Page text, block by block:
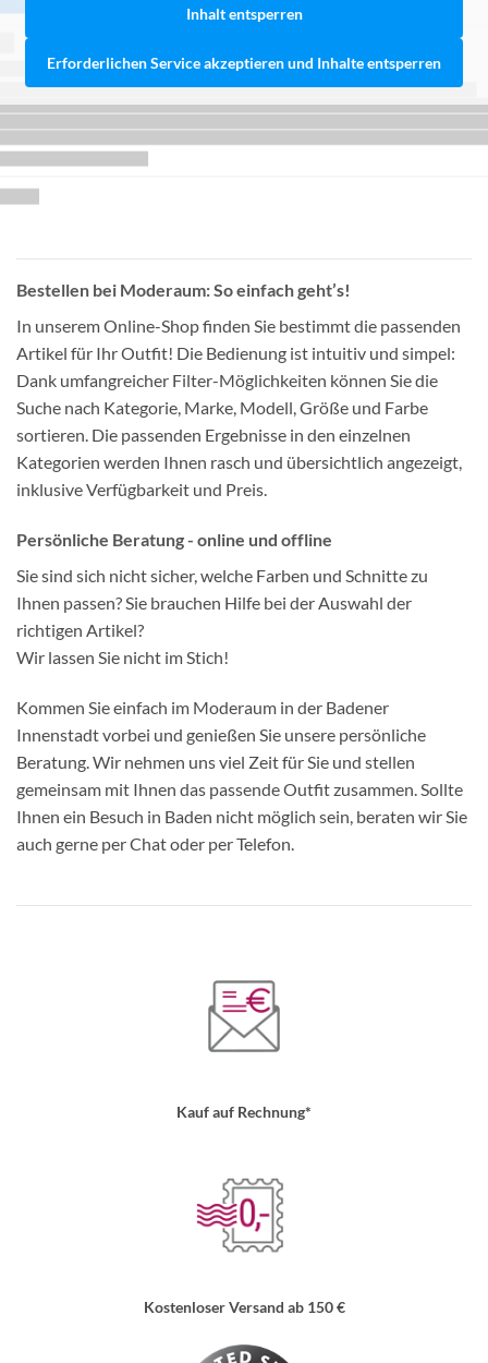
Inhalt entsperren
Erforderlichen Service akzeptieren und Inhalte entsperren
Bestellen bei Moderaum: So einfach geht’s!
In unserem Online-Shop finden Sie bestimmt die passenden
Artikel für Ihr Outfit! Die Bedienung ist intuitiv und simpel:
Dank umfangreicher Filter-Möglichkeiten können Sie die
Suche nach Kategorie, Marke, Modell, Größe und Farbe
sortieren. Die passenden Ergebnisse in den einzelnen
Kategorien werden Ihnen rasch und übersichtlich angezeigt,
inklusive Verfügbarkeit und Preis.
Persönliche Beratung - online und offline
Sie sind sich nicht sicher, welche Farben und Schnitte zu
Ihnen passen? Sie brauchen Hilfe bei der Auswahl der
richtigen Artikel?
Wir lassen Sie nicht im Stich!
Kommen Sie einfach im Moderaum in der Badener
Innenstadt vorbei und genießen Sie unsere persönliche
Beratung. Wir nehmen uns viel Zeit für Sie und stellen
gemeinsam mit Ihnen das passende Outfit zusammen. Sollte
Ihnen ein Besuch in Baden nicht möglich sein, beraten wir Sie
auch gerne per Chat oder per Telefon.
Kauf auf Rechnung*
Kostenloser Versand ab 150 €